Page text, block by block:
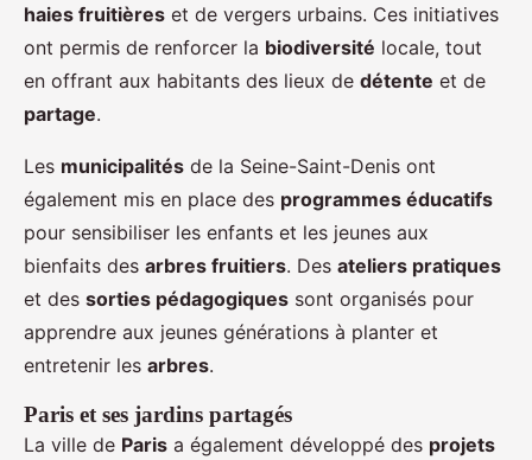
haies fruitières et de vergers urbains. Ces initiatives
ont permis de renforcer la biodiversité locale, tout
en offrant aux habitants des lieux de détente et de
partage.
Les municipalités de la Seine-Saint-Denis ont
également mis en place des programmes éducatifs
pour sensibiliser les enfants et les jeunes aux
bienfaits des arbres fruitiers. Des ateliers pratiques
et des sorties pédagogiques sont organisés pour
apprendre aux jeunes générations à planter et
entretenir les arbres.
Paris et ses jardins partagés
La ville de Paris a également développé des projets